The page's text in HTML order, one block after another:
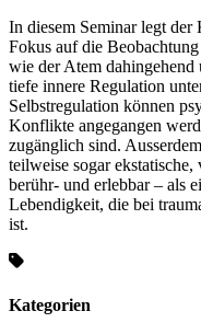
In diesem Seminar legt der
Fokus auf die
wie der Atem dahingehend
tiefe innere Regulation
Selbstregulation können
Konflikte angegangen
zugänglich sind.
teilweise sogar ekstatische,
berühr- und erlebbar – als
Lebendigkeit, die bei
ist.
Kategorien